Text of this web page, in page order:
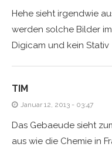
Hehe sieht irgendwie
werden solche Bilder
Digicam und kein Stativ
TIM
Januar 12, 2013 - 03:47
Das Gebaeude sieht
aus wie die Chemie in